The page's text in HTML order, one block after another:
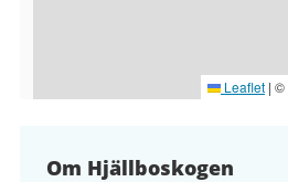
Leaflet | ©
Om Hjällboskogen